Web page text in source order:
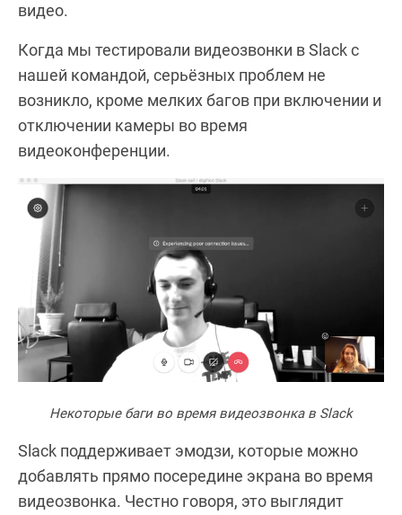
видео.
Когда мы тестировали видеозвонки в Slack с
нашей командой, серьёзных проблем не
возникло, кроме мелких багов при включении и
отключении камеры во время
видеоконференции.
Некоторые баги во время видеозвонка в Slack
Slack поддерживает эмодзи, которые можно
добавлять прямо посередине экрана во время
видеозвонка. Честно говоря, это выглядит